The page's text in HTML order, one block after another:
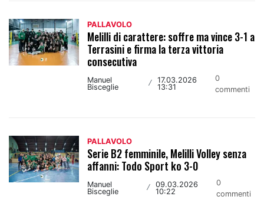
PALLAVOLO
Melilli di carattere: soffre ma vince 3-1 a
Terrasini e firma la terza vittoria
consecutiva
Manuel
Bisceglie
/ 17.03.2026
13:31
0
commenti
PALLAVOLO
Serie B2 femminile, Melilli Volley senza
affanni: Todo Sport ko 3-0
Manuel
Bisceglie
/
09.03.2026
10:22
0
commenti